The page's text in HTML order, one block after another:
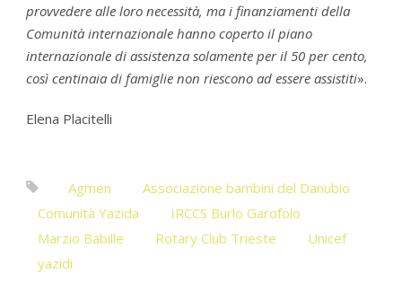
provvedere alle loro necessità, ma i finanziamenti della
Comunità internazionale hanno coperto il piano
internazionale di assistenza solamente per il 50 per cento,
così centinaia di famiglie non riescono ad essere assistiti».
Elena Placitelli
Agmen
Associazione bambini del Danubio
Comunità Yazida
IRCCS Burlo Garofolo
Marzio Babille
Rotary Club Trieste
Unicef
yazidi